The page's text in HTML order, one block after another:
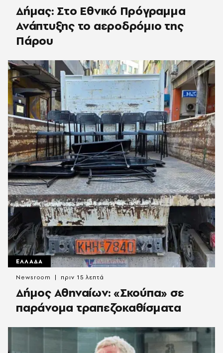
Δήμας: Στο Εθνικό Πρόγραμμα
Ανάπτυξης το αεροδρόμιο της
Πάρου
ΕΛΛΑΔΑ
Δήμος Αθηναίων: «Σκούπα» σε
παράνομα τραπεζοκαθίσματα
Newsroom πριν 15 λεπτά